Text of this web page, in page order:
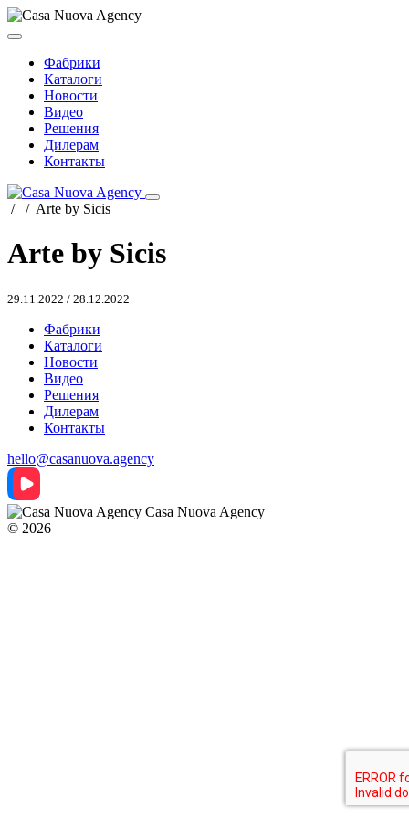
Фабрики
Каталоги
Новости
Видео
Решения
Дилерам
Контакты
/ / Arte by Sicis
Arte by Sicis
29.11.2022 / 28.12.2022
Фабрики
Каталоги
Новости
Видео
Решения
Дилерам
Контакты
hello@casanuova.agency
Casa Nuova Agency
© 2026